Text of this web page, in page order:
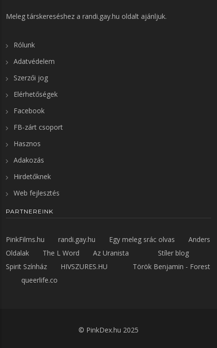
Meleg társkereséshez a randi.gay.hu oldalt ajánljuk.
Rólunk
Adatvédelem
Szerzői jog
Elérhetőségek
Facebook
FB-zárt csoport
Hasznos
Adakozás
Hirdetőknek
Web fejlesztés
PARTNEREINK
PinkFilms.hu randi.gay.hu Egy meleg srác olvas
Anders
Oldalak
The L Word Az Uranista
Stíler blog
Spirit Színház
HIVSZURES.HU
Török Benjamin - Forest
queerlife.co
© PinkDex.hu 2025